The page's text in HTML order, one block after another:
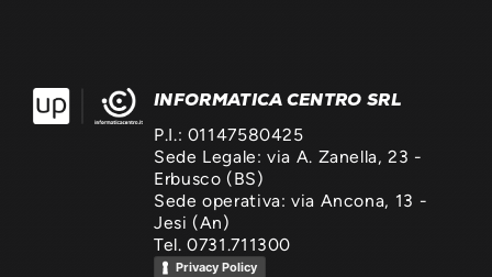
INFORMATICA CENTRO SRL
P.I.: 01147580425
Sede Legale: via A. Zanella, 23 -
Erbusco (BS)
Sede operativa: via Ancona, 13 -
Jesi (An)
Tel. 0731.711300
Privacy Policy